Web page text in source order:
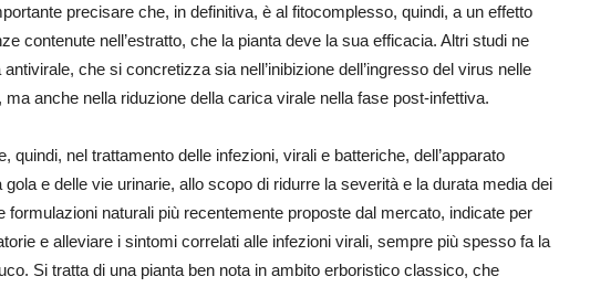
precisare che, in definitiva, è al fitocomplesso, quindi, a un effetto
contenute nell’estratto, che la pianta deve la sua efficacia. Altri studi ne
che si concretizza sia nell’inibizione dell’ingresso del virus nelle
ma anche nella riduzione della carica virale nella fase post-infettiva.
quindi, nel trattamento delle infezioni, virali e batteriche, dell’apparato
e delle vie urinarie, allo scopo di ridurre la severità e la durata media dei
formulazioni naturali più recentemente proposte dal mercato, indicate per
e alleviare i sintomi correlati alle infezioni virali, sempre più spesso fa la
Si tratta di una pianta ben nota in ambito erboristico classico, che